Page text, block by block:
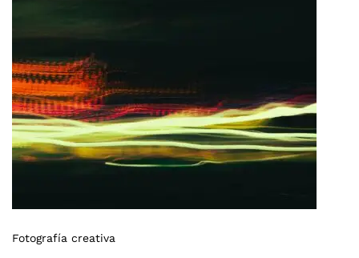
Fotografía creativa